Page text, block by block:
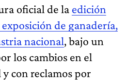
oficial de la edición
exposición de ganadería,
nacional, bajo un
los cambios en el
con reclamos por